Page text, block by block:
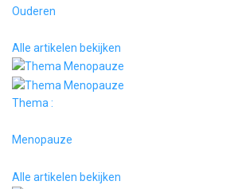
Ouderen
Alle artikelen bekijken
Thema :
Menopauze
Alle artikelen bekijken